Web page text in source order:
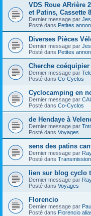
VDS Roue ARrière
et Patins, Cassette
Dernier message par
Posté dans Petites
Diverses Pièces
Dernier message par
Posté dans Petites
Cherche
Dernier message par
Posté dans Co-Cyclos
Cyclocamping en
Dernier message par
Posté dans Co-Cyclos
de Hendaye à
Dernier message par
Posté dans Voyages
sens des patins
Dernier message par
Posté dans
lien sur blog cyclo
Dernier message par
Posté dans Voyages
Florencio
Dernier message par
Posté dans Florencio